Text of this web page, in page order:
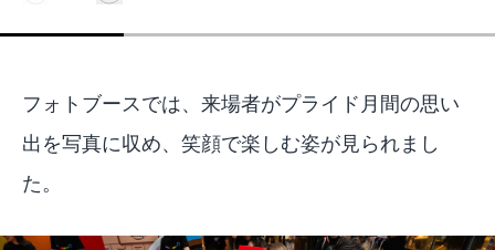
フォトブースでは、来場者がプライド月間の思い
出を写真に収め、笑顔で楽しむ姿が見られまし
た。